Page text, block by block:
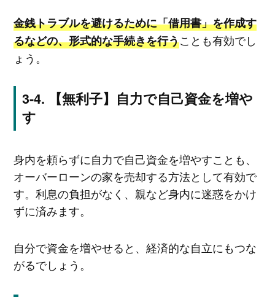
金銭トラブルを避けるために「借用書」を作成す
るなどの、形式的な手続きを行うことも有効でし
ょう。
【無利子】自力で自己資金を増や
す
身内を頼らずに自力で自己資金を増やすことも、
オーバーローンの家を売却する方法として有効で
す。利息の負担がなく、親など身内に迷惑をかけ
ずに済みます。
自分で資金を増やせると、経済的な自立にもつな
がるでしょう。